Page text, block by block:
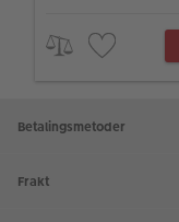
Betalingsmetoder
Frakt